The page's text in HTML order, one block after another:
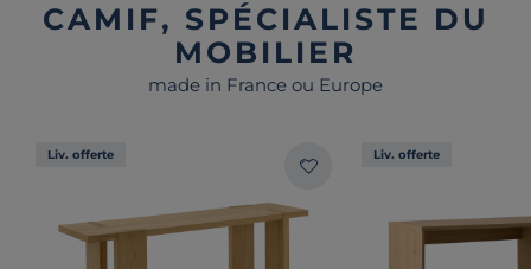
CAMIF, SPÉCIALISTE DU
MOBILIER
made in France ou Europe
Liv. offerte Liv. offerte